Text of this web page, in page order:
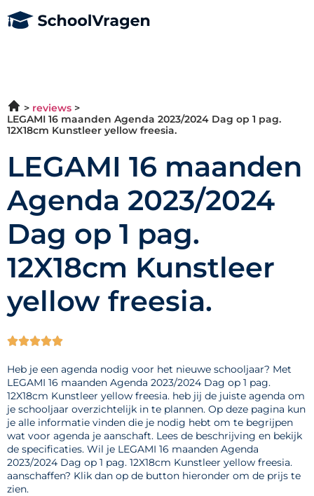
reviews
LEGAMI 16 maanden Agenda 2023/2024 Dag op 1 pag.
12X18cm Kunstleer yellow freesia.
LEGAMI 16 maanden
Agenda 2023/2024
Dag op 1 pag.
12X18cm Kunstleer
yellow freesia.

Heb je een agenda nodig voor het nieuwe schooljaar? Met
LEGAMI 16 maanden Agenda 2023/2024 Dag op 1 pag.
12X18cm Kunstleer yellow freesia. heb jij de juiste agenda om
je schooljaar overzichtelijk in te plannen. Op deze pagina kun
je alle informatie vinden die je nodig hebt om te begrijpen
wat voor agenda je aanschaft. Lees de beschrijving en bekijk
de specificaties. Wil je LEGAMI 16 maanden Agenda
2023/2024 Dag op 1 pag. 12X18cm Kunstleer yellow freesia.
aanschaffen? Klik dan op de button hieronder om de prijs te
zien.